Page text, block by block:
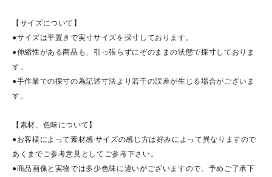
【サイズについて】
●サイズは平置きで実寸サイズを採寸しております。
●伸縮性がある商品も、引っ張らずにぞのままの状態で採寸しておりま
す。
●手作業での採寸の為記述寸法より若干の誤差が生じる場合がございま
す。
【素材、色味について】
●お客様によって素材感·サイズの感じ方は好みによって異なりますので
あくまでご参考意見としてご参考下さい。
●商品画像と実物では多少色味に違いがございますので、予めご了承下